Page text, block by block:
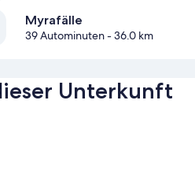
Myrafälle
39 Autominuten- 36.0 km
Unterkunft